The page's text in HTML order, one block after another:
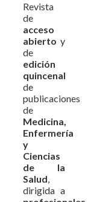
Revista
de
acceso
abierto y
de
edición
quincenal
de
publicaciones
de
Medicina,
Enfermería
y
Ciencias
de la
Salud,
dirigida a